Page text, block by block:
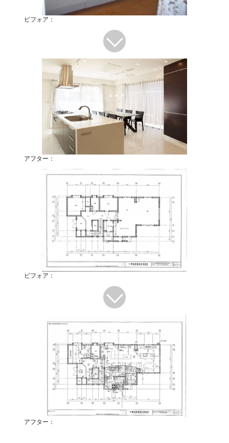
ビフォア：
アフター：
ビフォア：
アフター：